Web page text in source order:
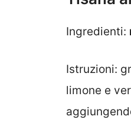
Ingredienti:
Istruzioni:
limone e